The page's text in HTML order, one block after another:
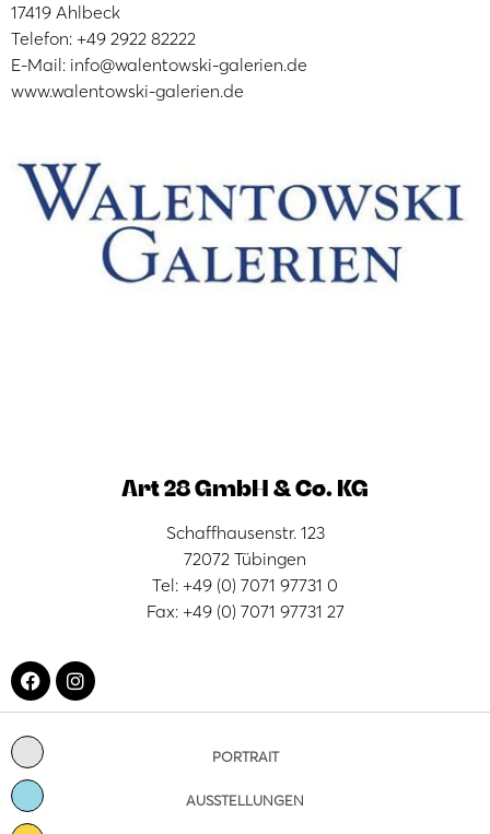
17419 Ahlbeck
Telefon: +49 2922 82222
E-Mail: info@walentowski-galerien.de
www.walentowski-galerien.de
Art 28 GmbH & Co. KG
Schaffhausenstr. 123
72072 Tübingen
Tel: +49 (0) 7071 97731 0
Fax: +49 (0) 7071 97731 27
PORTRAIT
AUSSTELLUNGEN